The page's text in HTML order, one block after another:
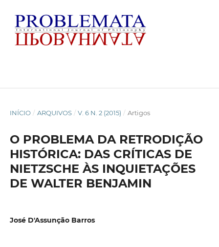
INÍCIO / ARQUIVOS / V. 6 N. 2 (2015) / Artigos
O PROBLEMA DA RETRODIÇÃO
HISTÓRICA: DAS CRÍTICAS DE
NIETZSCHE ÀS INQUIETAÇÕES
DE WALTER BENJAMIN
José D'Assunção Barros